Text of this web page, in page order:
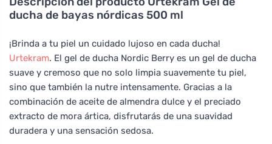
ducha de bayas nórdicas 500 ml
¡Brinda a tu piel un cuidado lujoso en cada ducha!
Urtekram. El gel de ducha Nordic Berry es un gel de ducha
suave y cremoso que no solo limpia suavemente tu piel,
sino que también la nutre intensamente. Gracias a la
combinación de aceite de almendra dulce y el preciado
extracto de mora ártica, disfrutarás de una suavidad
duradera y una sensación sedosa.